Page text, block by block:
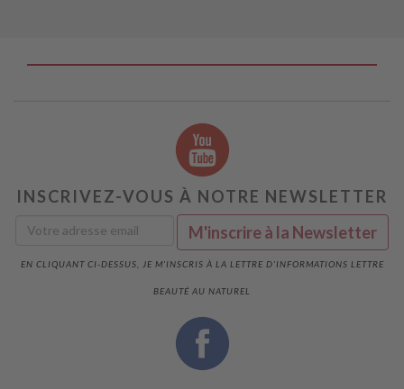
INSCRIVEZ-VOUS À NOTRE NEWSLETTER
EN CLIQUANT CI-DESSUS, JE M'INSCRIS À LA LETTRE D'INFORMATIONS LETTRE
BEAUTÉ AU NATUREL